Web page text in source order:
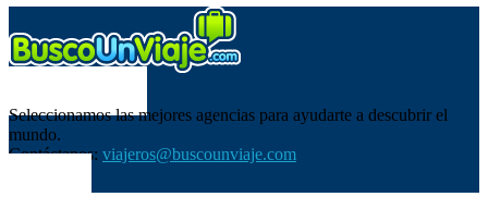
Seleccionamos las mejores agencias para ayudarte a descubrir el
mundo.
Contáctanos: viajeros@buscounviaje.com